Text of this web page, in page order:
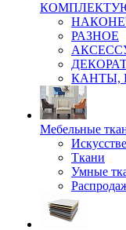
РАЗНОЕ
КАНТЫ,
Мебельные
Ткани
Умные